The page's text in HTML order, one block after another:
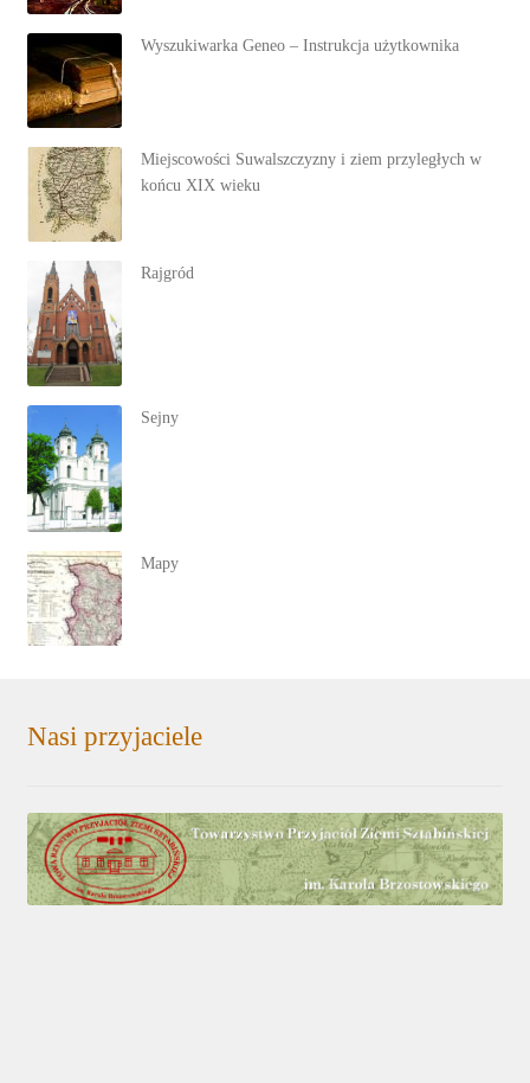
Wyszukiwarka Geneo – Instrukcja użytkownika
Miejscowości Suwalszczyzny i ziem przyległych w
końcu XIX wieku
Rajgród
Sejny
Mapy
Nasi przyjaciele